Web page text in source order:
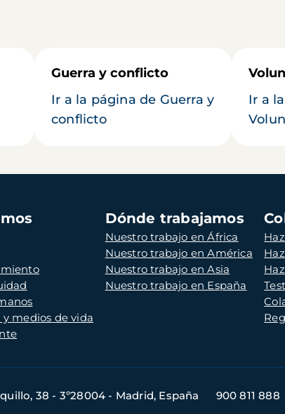
Guerra y conflicto
Ir a la página de Guerra y
conflicto
Ir a
medios de vida
Dónde trabajamos
Nuestro trabajo en África
Nuestro trabajo en América
Nuestro trabajo en Asia
Nuestro trabajo en España
38 - 3º28004 - Madrid, España 900 811 888